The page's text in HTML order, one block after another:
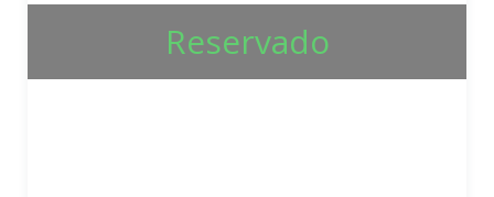
Reservado